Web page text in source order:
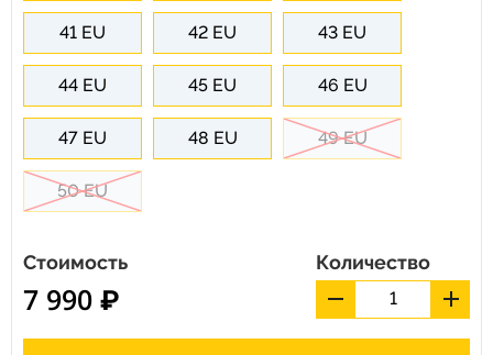
41 EU 42 EU 43 EU
44 EU 45 EU 46 EU
47 EU 48 EU 49 EU
50 EU
Стоимость
7 990 ₽
Количество